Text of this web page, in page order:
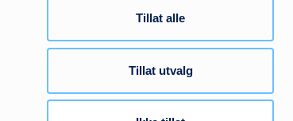
Tillat alle
Tillat utvalg